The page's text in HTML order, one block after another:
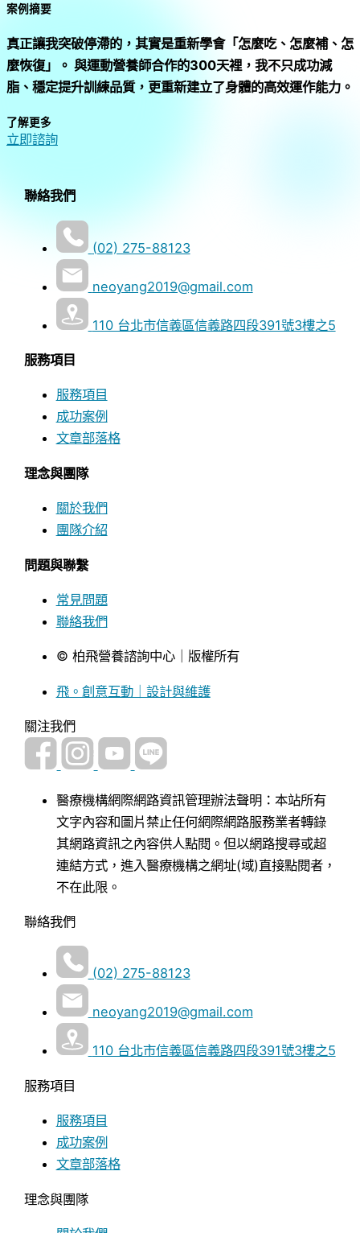
案例摘要
真正讓我突破停滯的，其實是重新學會「怎麼吃、怎麼補、怎
麼恢復」。 與運動營養師合作的300天裡，我不只成功減
脂、穩定提升訓練品質，更重新建立了身體的高效運作能力。
了解更多
立即諮詢
聯絡我們
(02) 275-88123
neoyang2019@gmail.com
110 台北市信義區信義路四段391號3樓之5
服務項目
服務項目
成功案例
文章部落格
理念與團隊
關於我們
團隊介紹
問題與聯繫
常見問題
聯絡我們
© 柏飛營養諮詢中心｜版權所有
飛。創意互動｜設計與維護
關注我們
醫療機構網際網路資訊管理辦法聲明：本站所有
文字內容和圖片禁止任何網際網路服務業者轉錄
其網路資訊之內容供人點閱。但以網路搜尋或超
連結方式，進入醫療機構之網址(域)直接點閱者，
不在此限。
聯絡我們
(02) 275-88123
neoyang2019@gmail.com
110 台北市信義區信義路四段391號3樓之5
服務項目
服務項目
成功案例
文章部落格
理念與團隊